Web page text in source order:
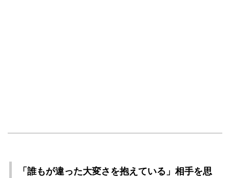
「誰もが違った大変さを抱えている」相手を思